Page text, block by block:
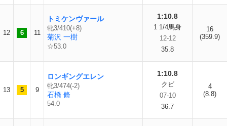
12 6 11
トミケンヴァール
牝3/410(+8)
菊沢 一樹
☆53.0
1:10.8
1 1/4馬身
12-12
35.8
16
(359.9)
13 5 9
ロンギングエレン
牝3/474(-2)
石橋 脩
54.0
1:10.8
クビ
07-10
36.7
4
(8.8)